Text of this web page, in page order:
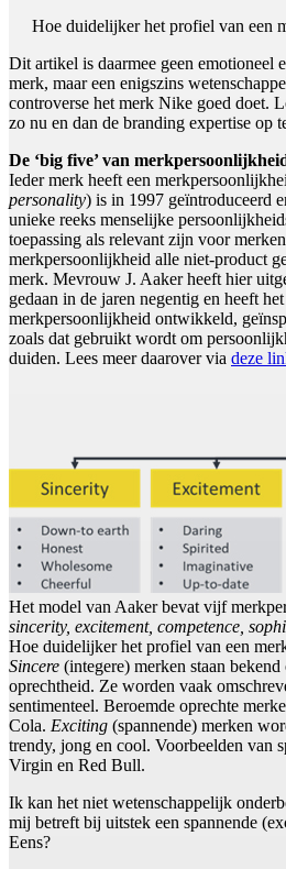
Hoe duidelijker het profiel van een
Dit artikel is daarmee geen emotioneel
merk, maar een enigszins
controverse het merk Nike goed doet.
zo nu en dan de branding expertise op
De ‘big five’ van
Ieder merk heeft een
personality) is in 1997 geïntroduceerd
unieke reeks menselijke
toepassing als relevant zijn voor
merkpersoonlijkheid alle niet-product
merk. Mevrouw J. Aaker heeft hier
gedaan in de jaren negentig en heeft het
merkpersoonlijkheid ontwikkeld,
zoals dat gebruikt wordt om
duiden. Lees meer daarover via deze
Het model van Aaker bevat vijf
sincerity, excitement, competence,
Hoe duidelijker het profiel van een
Sincere (integere) merken staan
oprechtheid. Ze worden vaak
sentimenteel. Beroemde oprechte
Cola. Exciting (spannende) merken
trendy, jong en cool. Voorbeelden van
Virgin en Red Bull.
Ik kan het niet wetenschappelijk
mij betreft bij uitstek een spannende
Eens?